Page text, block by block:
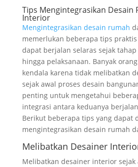
Tips Mengintegrasikan Desain
Interior
Mengintegrasikan desain rumah
memerlukan beberapa tips
dapat berjalan selaras sejak
hingga pelaksanaan. Banyak
kendala karena tidak melibatkan
sejak awal proses desain
penting untuk mengetahui
integrasi antara keduanya
Berikut beberapa tips yang dapat
mengintegrasikan desain rumah
Melibatkan Desainer
Melibatkan desainer interior